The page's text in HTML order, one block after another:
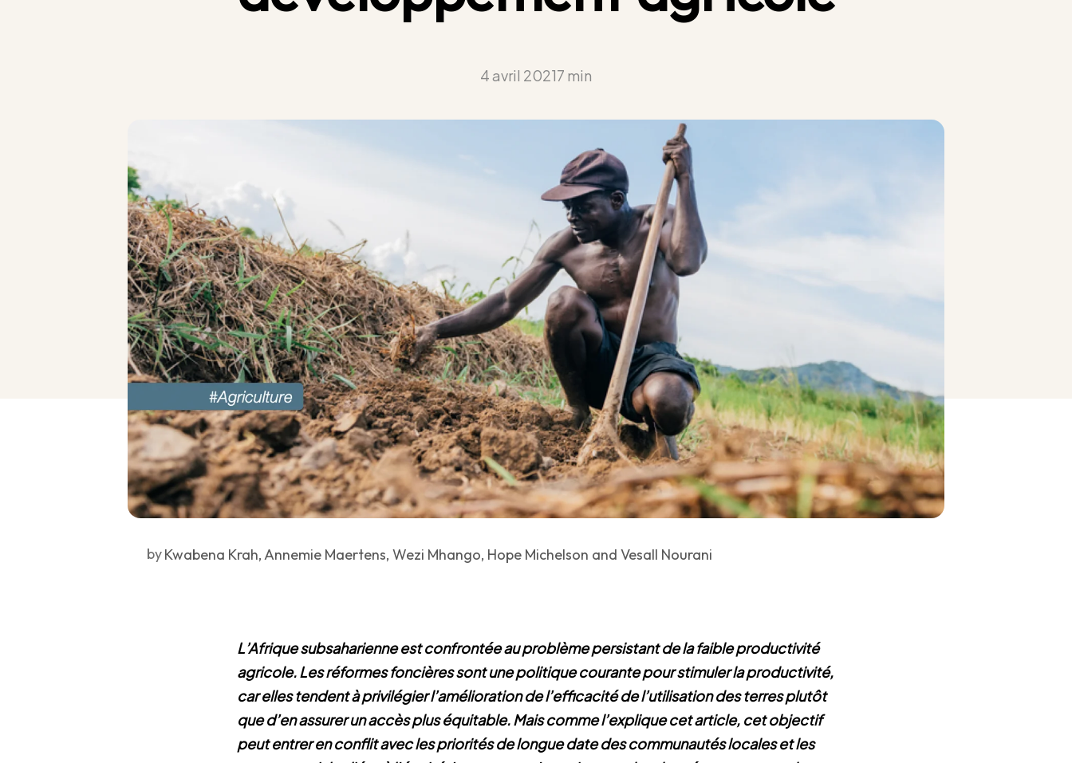
4 avril 20217 min
byKwabena Krah, Annemie Maertens, Wezi Mhango, Hope Michelson and Vesall Nourani
L’Afrique subsaharienne est confrontée au problème persistant de la faible productivité
agricole. Les réformes foncières sont une politique courante pour stimuler la productivité,
car elles tendent à privilégier l’amélioration de l’efficacité de l’utilisation des terres plutôt
que d’en assurer un accès plus équitable. Mais comme l’explique cet article, cet objectif
peut entrer en conflit avec les priorités de longue date des communautés locales et les